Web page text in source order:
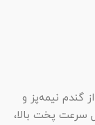
گندم نیمه‌پز و
پخت بالا،